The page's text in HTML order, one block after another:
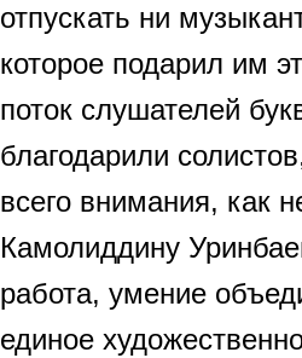
отпускать ни
которое подарил им
поток слушателей
благодарили
всего внимания, как
Камолиддину
работа, умение
единое